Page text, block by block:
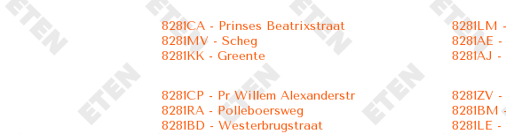
8281CA - Prinses Beatrixstraat
8281MV - Scheg
8281KK - Greente
8281LM
8281AE
8281AJ
8281CP - Pr Willem Alexanderstr
8281RA - Polleboersweg
8281BD - Westerbrugstraat
8281ZV
8281BM
8281LE